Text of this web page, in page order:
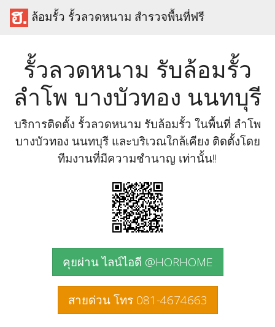
ล้อมรั้ว รั้วลวดหนาม สำรวจพื้นที่ฟรี
รั้วลวดหนาม รับล้อมรั้ว
ลำโพ บางบัวทอง นนทบุรี
บริการติดตั้ง รั้วลวดหนาม รับล้อมรั้ว ในพื้นที่ ลำโพ
บางบัวทอง นนทบุรี และบริเวณใกล้เคียง ติดตั้งโดย
ทีมงานที่มีความชำนาญ เท่านั้น!!
คุยผ่าน ไลน์ไอดี @HORHOME
สายด่วน โทร 081-4674663